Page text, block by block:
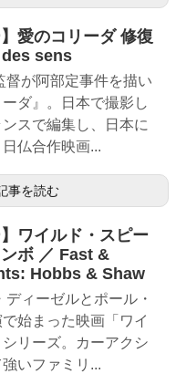
】愛のコリーダ 修復
des sens
督が阿部定事件を描い
ダ』。日本で撮影し
スで編集し、日本に
仏合作映画...
事を読む
】ワイルド・スピー
ンボ ／ Fast &
Hobbs & Shaw
ィーゼルとポール・
始まった映画「ワイ
リーズ。カーアクシ
いファミリ...